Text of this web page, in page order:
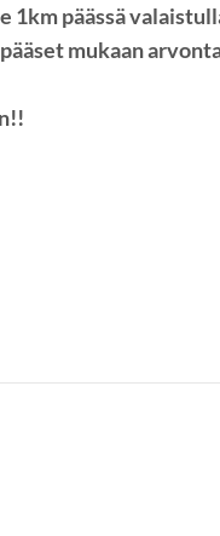
päässä
mukaan